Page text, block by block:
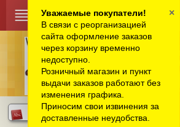
Уважаемые покупатели!
В связи с реорганизацией
сайта оформление заказов
через корзину временно
недоступно.
Розничный магазин и пункт
выдачи заказов работают без
изменения графика.
Приносим свои извинения за
доставленные неудобства.
×